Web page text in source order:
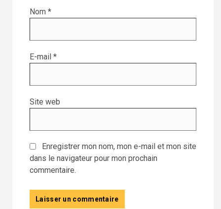
Nom *
E-mail *
Site web
Enregistrer mon nom, mon e-mail et mon site
dans le navigateur pour mon prochain
commentaire.